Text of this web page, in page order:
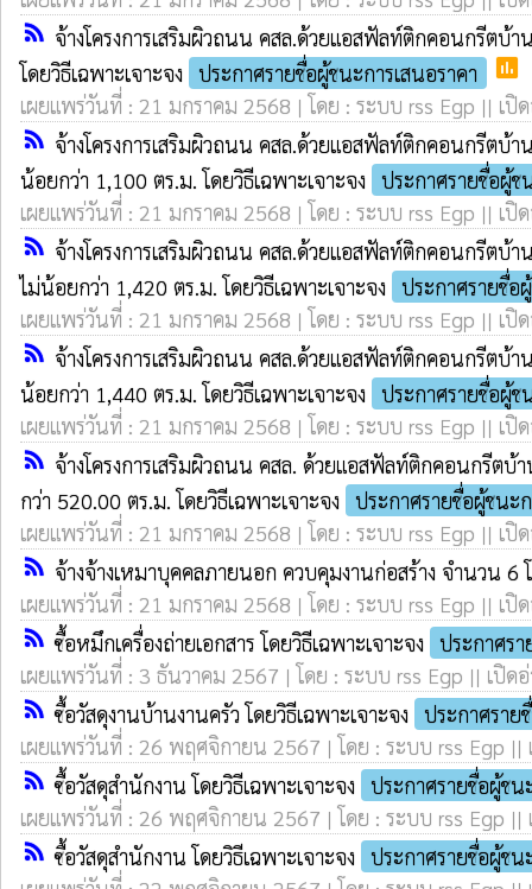
rss_feed จ้างโครงการเสริมผิวถนน คสล.ด้วยแอสฟัลท์ติกคอนกรีต
โดยวิธีเฉพาะเจาะจง
ประกาศรายชื่อผู้ชนะการเสนอราคา poll
เผยแพร่วันที่ : 21 มกราคม 2568 | โดย : ระบบ rss Egp || เปิ
rss_feed จ้างโครงการเสริมผิวถนน คสล.ด้วยแอสฟัลท์ติกคอนกรีต
น้อยกว่า 1,100 ตร.ม. โดยวิธีเฉพาะเจาะจง
ประกาศรายชื่อผู้ช
เผยแพร่วันที่ : 21 มกราคม 2568 | โดย : ระบบ rss Egp || เปิ
rss_feed จ้างโครงการเสริมผิวถนน คสล.ด้วยแอสฟัลท์ติกคอนกรีต
ไม่น้อยกว่า 1,420 ตร.ม. โดยวิธีเฉพาะเจาะจง
ประกาศรายชื่อ
เผยแพร่วันที่ : 21 มกราคม 2568 | โดย : ระบบ rss Egp || เปิ
rss_feed จ้างโครงการเสริมผิวถนน คสล.ด้วยแอสฟัลท์ติกคอนกรีต
น้อยกว่า 1,440 ตร.ม. โดยวิธีเฉพาะเจาะจง
ประกาศรายชื่อผู้ช
เผยแพร่วันที่ : 21 มกราคม 2568 | โดย : ระบบ rss Egp || เปิ
rss_feed จ้างโครงการเสริมผิวถนน คสล. ด้วยแอสฟัลท์ติกคอนกรีต
กว่า 520.00 ตร.ม. โดยวิธีเฉพาะเจาะจง
ประกาศรายชื่อผู้ชนะ
เผยแพร่วันที่ : 21 มกราคม 2568 | โดย : ระบบ rss Egp || เปิ
rss_feed จ้างจ้างเหมาบุคคลภายนอก ควบคุมงานก่อสร้าง จำนวน 6
เผยแพร่วันที่ : 21 มกราคม 2568 | โดย : ระบบ rss Egp || เปิ
rss_feed ซื้อหมึกเครื่องถ่ายเอกสาร โดยวิธีเฉพาะเจาะจง
ประกาศร
เผยแพร่วันที่ : 3 ธันวาคม 2567 | โดย : ระบบ rss Egp || เปิด
rss_feed ซื้อวัสดุงานบ้านงานครัว โดยวิธีเฉพาะเจาะจง
ประกาศราย
เผยแพร่วันที่ : 26 พฤศจิกายน 2567 | โดย : ระบบ rss Egp ||
rss_feed ซื้อวัสดุสำนักงาน โดยวิธีเฉพาะเจาะจง
ประกาศรายชื่อผู้ชน
เผยแพร่วันที่ : 26 พฤศจิกายน 2567 | โดย : ระบบ rss Egp ||
rss_feed ซื้อวัสดุสำนักงาน โดยวิธีเฉพาะเจาะจง
ประกาศรายชื่อผู้ชน